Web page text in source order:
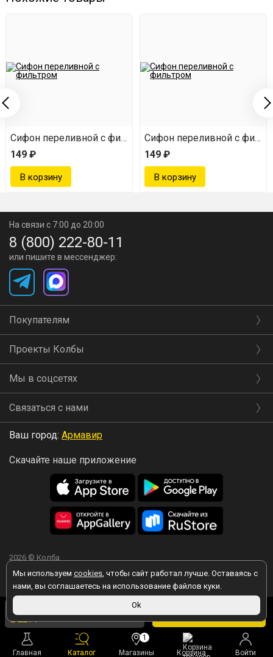
Главная Каталог Магазины
1
Корзина
Войти
2 221 ₽ В корзину
Сифон переливной с фильтром
149 ₽
Сифон переливной с
149 ₽
Мы используем cookies, чтобы сайт работал лучше. Оставаясь с
нами, вы соглашаетесь на использование файлов куки.
Ok
На связи с 7:00 до 20:00
8 (800) 222-80-11
или пишите в мессенджер:
Покупателям
Проекты Колбы
Мы в соцсетях
Связаться с нами
Ваш город: Армавир
Скачайте наше приложение
2026 © Колба
Вы принимаете условия политики в отношении обработки
персональных данных
любой форме обратной связи на сайте kolba.ru.